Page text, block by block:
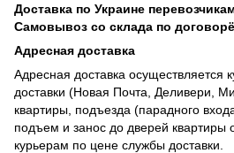
Доставка по Украине
Самовывоз со склада по
Адресная доставка
Адресная доставка осуществляется
доставки (Новая Почта, Деливери,
квартиры, подъезда (парадного
подъем и занос до дверей квартиры
курьерам по цене службы доставки.